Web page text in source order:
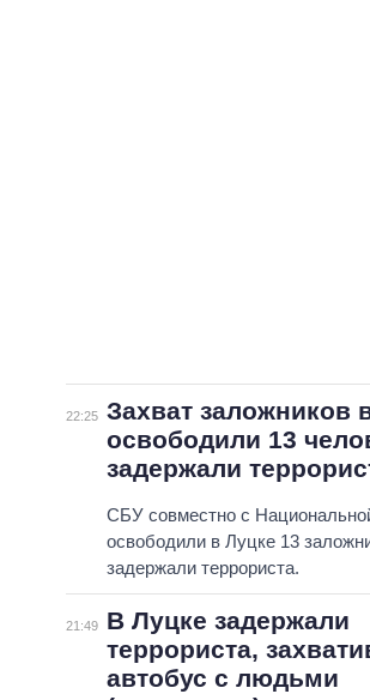
22:25 Захват заложников
освободили 13
задержали
СБУ совместно с
освободили в Луцке 13
задержали террориста.
21:49
В Луцке задержали
террориста,
автобус с людьми